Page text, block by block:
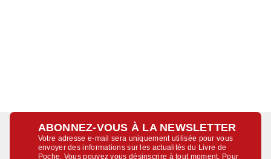
ABONNEZ-VOUS À LA NEWSLETTER
Votre adresse e-mail sera uniquement utilisée pour vous
envoyer des informations sur les actualités du Livre de
Poche. Vous pouvez vous désinscrire à tout moment. Pour